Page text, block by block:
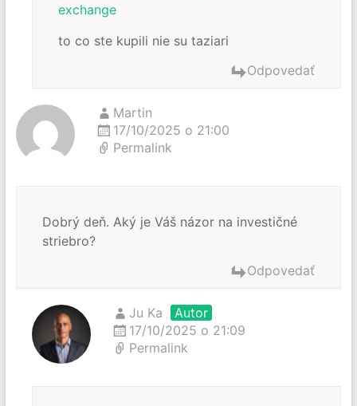
exchange
to co ste kupili nie su taziari
Odpovedať
Martin
17/10/2025 o 21:00
Permalink
Dobrý deň. Aký je Váš názor na investičné
striebro?
Odpovedať
Ju Ka
Autor
17/10/2025 o 21:09
Permalink